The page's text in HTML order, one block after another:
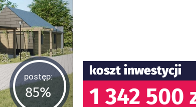
postęp:
85%
koszt inwestycji
1 342 500